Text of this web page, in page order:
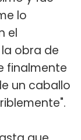
lo
el
obra de
finalmente
un caballo